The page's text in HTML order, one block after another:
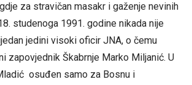
za stravičan masakr i gaženje nevinih
studenoga 1991. godine nikada nije
jedini visoki oficir JNA, o čemu
zapovjednik Škabrnje Marko Miljanić. U
osuđen samo za Bosnu i